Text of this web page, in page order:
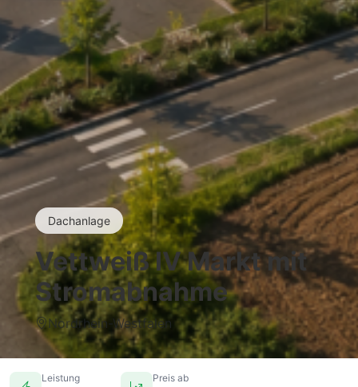
Dachanlage
Vettweiß IV Markt mit
Stromabnahme
Nordrhein-Westfalen
Leistung Preis ab